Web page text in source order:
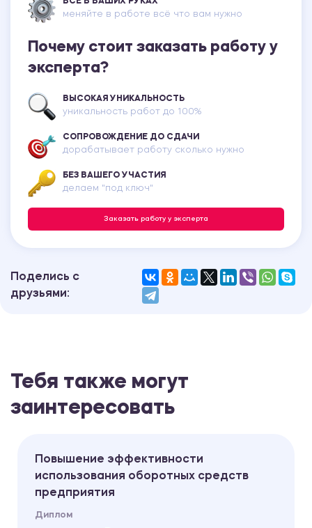
меняйте в работе всё что вам нужно
Почему стоит заказать работу у
эксперта?
ВЫСОКАЯ УНИКАЛЬНОСТЬ
уникальность работ до 100%
СОПРОВОЖДЕНИЕ ДО СДАЧИ
дорабатывает работу сколько нужно
БЕЗ ВАШЕГО УЧАСТИЯ
делаем "под ключ"
Заказать работу у эксперта
Поделись с
друзьями:
Тебя также могут
заинтересовать
Повышение эффективности
использования оборотных средств
предприятия
Диплом